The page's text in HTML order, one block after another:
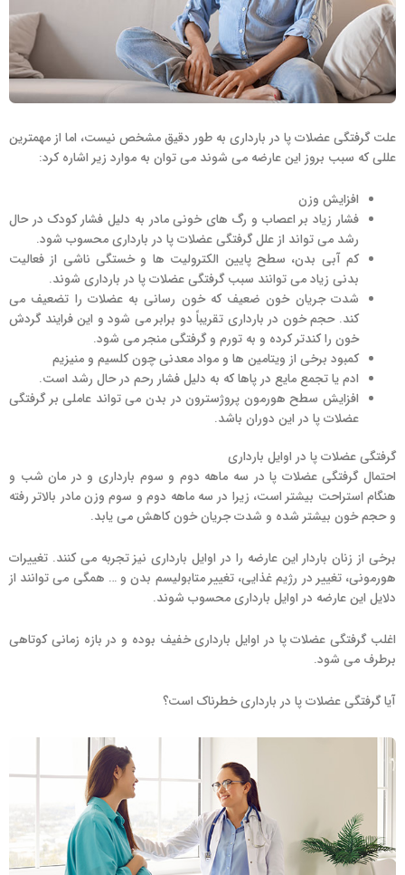
علت گرفتگی عضلات پا در بارداری به طور دقیق مشخص نیست، اما از مهمترین
عللی که سبب بروز این عارضه می شوند می توان به موارد زیر اشاره کرد:
افزایش وزن
فشار زیاد بر اعصاب و رگ های خونی مادر به دلیل فشار کودک در حال
رشد می تواند از علل گرفتگی عضلات پا در بارداری محسوب شود.
کم آبی بدن، سطح پایین الکترولیت ها و خستگی ناشی از فعالیت
بدنی زیاد می توانند سبب گرفتگی عضلات پا در بارداری شوند.
شدت جریان خون ضعیف که خون رسانی به عضلات را تضعیف می
کند. حجم خون در بارداری تقریباً دو برابر می شود و این فرایند گردش
خون را کندتر کرده و به تورم و گرفتگی منجر می شود.
کمبود برخی از ویتامین ها و مواد معدنی چون کلسیم و منیزیم
ادم یا تجمع مایع در پاها که به دلیل فشار رحم در حال رشد است.
افزایش سطح هورمون پروژسترون در بدن می تواند عاملی بر گرفتگی
عضلات پا در این دوران باشد.
گرفتگی عضلات پا در اوایل بارداری
احتمال گرفتگی عضلات پا در سه ماهه دوم و سوم بارداری و در مان شب و
هنگام استراحت بیشتر است، زیرا در سه ماهه دوم و سوم وزن مادر بالاتر رفته
و حجم خون بیشتر شده و شدت جریان خون کاهش می یابد.
برخی از زنان باردار این عارضه را در اوایل بارداری نیز تجربه می کنند. تغییرات
هورمونی، تغییر در رژیم غذایی، تغییر متابولیسم بدن و … همگی می توانند از
دلایل این عارضه در اوایل بارداری محسوب شوند.
اغلب گرفتگی عضلات پا در اوایل بارداری خفیف بوده و در بازه زمانی کوتاهی
برطرف می شود.
آیا گرفتگی عضلات پا در بارداری خطرناک است؟